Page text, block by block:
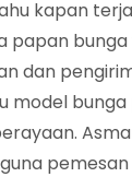
kapan
papan
dan
model